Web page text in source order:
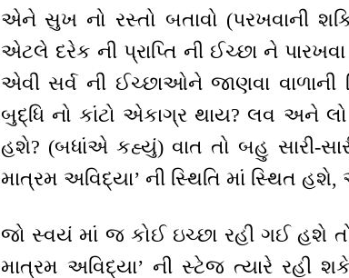
એને સુખ નો રસ્તો બતાવો (પરખવાની
એટલે દરેક ની પ્રાપ્તિ ની ઈચ્છા ને
એવી સર્વ ની ઈચ્છાઓને જાણવા
બુદ્ધિ નો કાંટો એકાગ્ર થાય? લવ અને
હશે? (બધાંએ કહ્યું) વાત તો બહુ સારી-
માત્રમ અવિદ્યા’ ની સ્થિતિ માં સ્થિત
જો સ્વયં માં જ કોઈ ઇચ્છા રહી ગઈ હશે
માત્રમ અવિદ્યા’ ની સ્ટેજ ત્યારે